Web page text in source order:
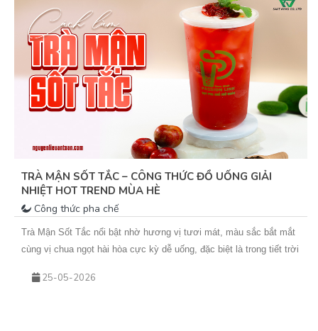
TRÀ MẬN SỐT TẮC – CÔNG THỨC ĐỒ UỐNG GIẢI
NHIỆT HOT TREND MÙA HÈ
Công thức pha chế
Trà Mận Sốt Tắc nổi bật nhờ hương vị tươi mát, màu sắc bắt mắt
cùng vị chua ngọt hài hòa cực kỳ dễ uống, đặc biệt là trong tiết trời
đậm vị và sốt tắc chua thanh giúp món nước này không chỉ giải
25-05-2026